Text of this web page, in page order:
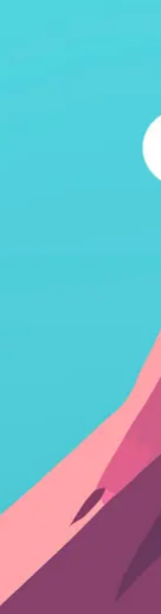
fiókkal lehet
nem lehet